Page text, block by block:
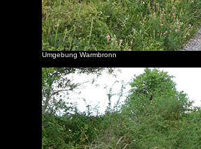
Umgebung Warmbronn